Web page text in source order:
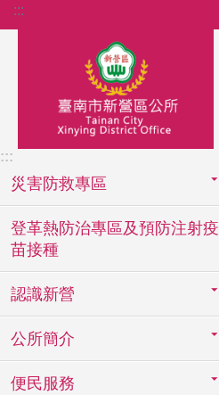
跳到主要內容區塊
:::
:::
災害防救專區
登革熱防治專區及預防注射疫
苗接種
認識新營
公所簡介
便民服務